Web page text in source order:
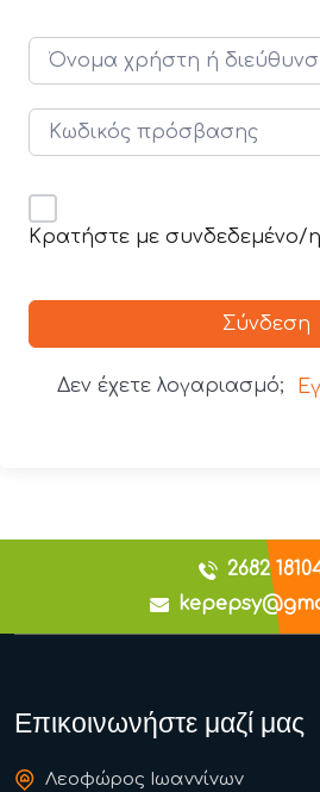
Κρατήστε με συνδεδεμένο/η
Σύνδεση
Δεν έχετε λογαριασμό;
2682
Επικοινωνήστε μαζί μας
Λεοφώρος Ιωαννίνων